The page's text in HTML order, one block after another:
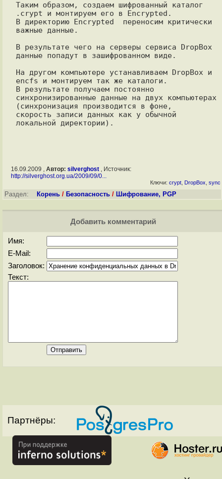
Таким образом, создаем шифрованный каталог
.crypt и монтируем его в Encrypted.
В директорию Encrypted  переносим критически
важные данные.
В результате чего на серверы сервиса DropBox
данные попадут в зашифрованном виде.
На другом компьютере устанавливаем DropBox и
encfs и монтируем так же каталоги.
В результате получаем постоянно
синхронизированные данные на двух компьютерах
(синхронизация производится в фоне,
скорость записи данных как у обычной
16.09.2009 , Автор: silverghost, Источник:
http://silverghost.org.ua/2009/09/0...
Ключи: crypt DropBox sync
Раздел: Корень / Безопасность / Шифрование, PGP
Добавить комментарий
Имя:
E-Mail:
Заголовок:
Текст:
Партнёры: